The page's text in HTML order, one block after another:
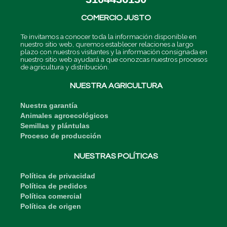
r
a
r
i
n
i
n
o
k
f
COMERCIO JUSTO
Te invitamos a conocer toda la información disponible en
nuestro sitio web, quremos establecer relaciones a largo
plazo con nuestros visitantes y la información consignada en
nuestro sitio web ayudará a que conozcas nuestros procesos
de agricultura y distribución.
NUESTRA AGRICULTURA
Nuestra garantía
Animales agroecológicos
Semillas y plántulas
Proceso de producción
NUESTRAS POLÍTICAS
Política de privacidad
Política de pedidos
Política comercial
Política de origen